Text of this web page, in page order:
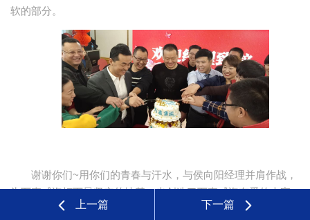
软的部分。
谢谢你们~用你们的青春与汗水，与侯向阳经理并肩作战，
为万嘉威海打下最坚实的地基，也创造了万嘉威海有爱的大家
上一篇 下一篇